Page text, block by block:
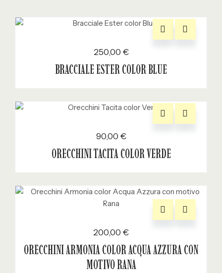
250,00 €
BRACCIALE ESTER COLOR BLUE
90,00 €
ORECCHINI TACITA COLOR VERDE
200,00 €
ORECCHINI ARMONIA COLOR ACQUA AZZURA CON
MOTIVO RANA